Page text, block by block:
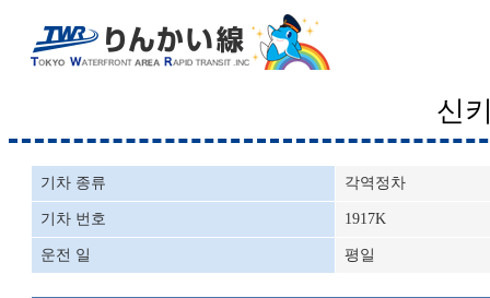
신
기차 종류 각역정차
기차 번호 1917K
운전 일 평일